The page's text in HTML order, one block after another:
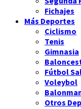
Fichajes
Más Deportes
Ciclismo
Tenis
Gimnasia
Fútbol
Voleybol
Otros